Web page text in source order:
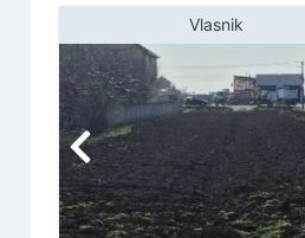
Vlasnik